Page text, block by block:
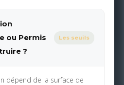
ou Permis
?
Les seuils
dépend de la surface de